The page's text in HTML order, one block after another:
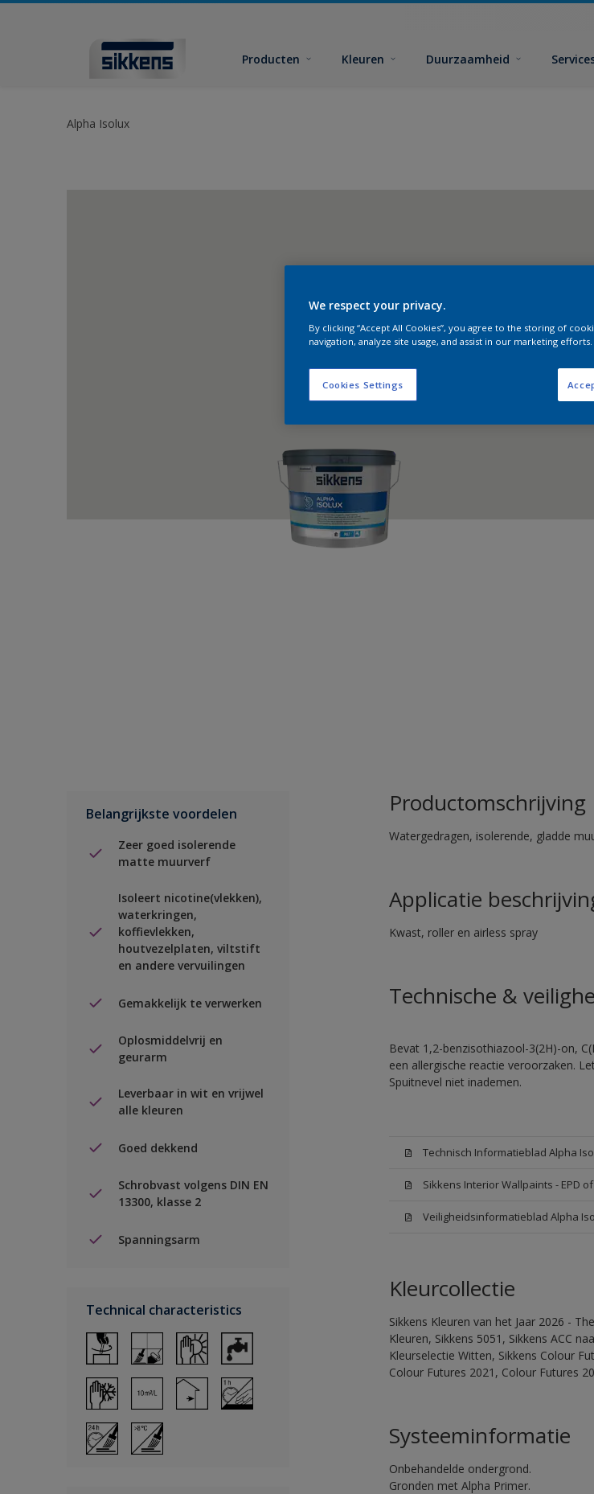
Producten Kleuren Duurzaamheid
Alpha Isolux
Belangrijkste voordelen
Zeer goed isolerende
matte muurverf
Isoleert nicotine(vlekken),
waterkringen,
koffievlekken,
houtvezelplaten, viltstift
en andere vervuilingen
Gemakkelijk te verwerken
Oplosmiddelvrij en
geurarm
Leverbaar in wit en vrijwel
alle kleuren
Goed dekkend
Schrobvast volgens DIN EN
13300, klasse 2
Spanningsarm
Technical characteristics
Productomschrijving
Watergedragen, isolerende, gladde
Applicatie
Kwast, roller en airless spray
Technische &
Bevat 1,2-benzisothiazool-3(2H)-on,
een allergische reactie veroorzaken.
Spuitnevel niet inademen.
Technisch Informatieblad Alpha
Sikkens Interior Wallpaints - EPD
Veiligheidsinformatieblad Alpha
Kleurcollectie
Sikkens Kleuren van het Jaar 2026 -
Kleuren, Sikkens 5051, Sikkens ACC
Kleurselectie Witten, Sikkens Colour
Colour Futures 2021, Colour Futures
Systeeminformatie
Onbehandelde ondergrond.
Gronden met Alpha Primer.
We respect your privacy.
By clicking “Accept All Cookies”, you agree to the storing of
navigation, analyze site usage, and assist in our marketing efforts.
Cookies Settings